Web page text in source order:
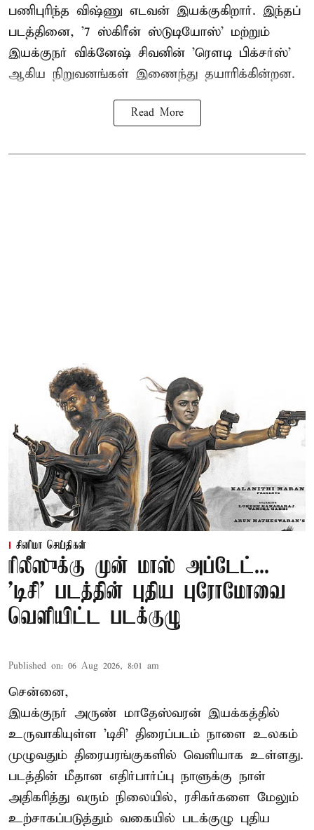
பணிபுரிந்த விஷ்ணு எடவன் இயக்குகிறார். இந்தப்
படத்தினை, '7 ஸ்கிரீன் ஸ்டுடியோஸ்' மற்றும்
இயக்குநர் விக்னேஷ் சிவனின் 'ரௌடி பிக்சர்ஸ்'
ஆகிய நிறுவனங்கள் இணைந்து தயாரிக்கின்றன.
Read More
சினிமா செய்திகள்
ரிலீஸுக்கு முன் மாஸ் அப்டேட்...
'டிசி' படத்தின் புதிய புரோமோவை
வெளியிட்ட படக்குழு
Published on: 06 Aug 2026, 8:01 am
சென்னை,
இயக்குநர் அருண் மாதேஸ்வரன் இயக்கத்தில்
உருவாகியுள்ள 'டிசி' திரைப்படம் நாளை உலகம்
முழுவதும் திரையரங்குகளில் வெளியாக உள்ளது.
படத்தின் மீதான எதிர்பார்ப்பு நாளுக்கு நாள்
அதிகரித்து வரும் நிலையில், ரசிகர்களை மேலும்
உற்சாகப்படுத்தும் வகையில் படக்குழு புதிய